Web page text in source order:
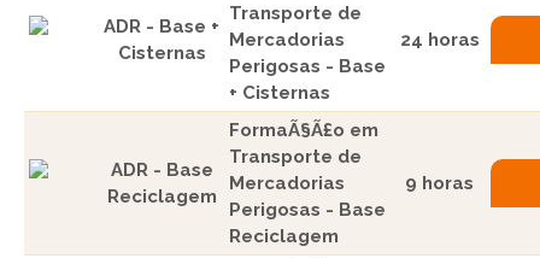
ADR - Base +
Cisternas
Transporte de
Mercadorias
Perigosas - Base
+ Cisternas
24 horas
ADR - Base
Reciclagem
FormaÃ§Ã£o em
Transporte de
Mercadorias
Perigosas - Base
Reciclagem
9 horas